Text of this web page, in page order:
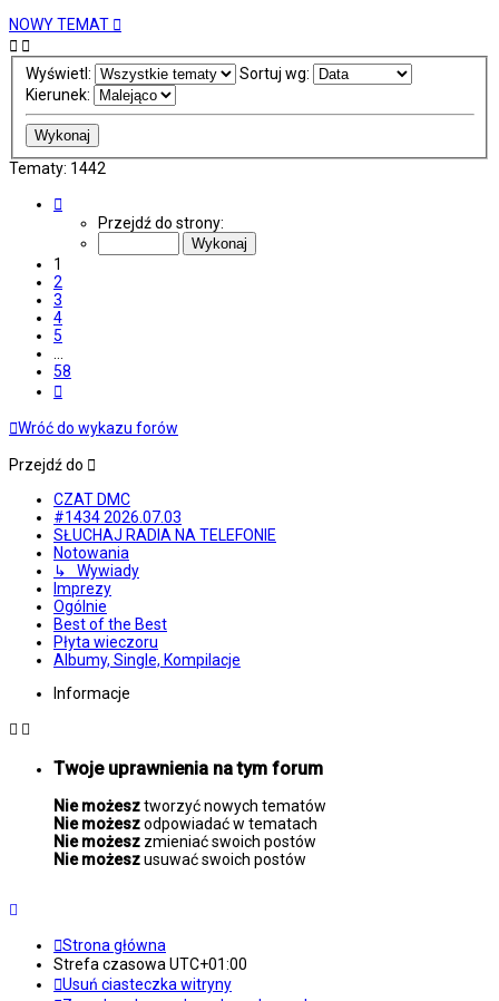
NOWY TEMAT
Wyświetl:
Sortuj wg:
Kierunek:
Tematy: 1442
Przejdź do strony:
1
2
3
4
5
58
Wróć do wykazu forów
Przejdź do
CZAT DMC
#1434 2026.07.03
SŁUCHAJ RADIA NA TELEFONIE
Notowania
↳ Wywiady
Imprezy
Ogólnie
Best of the Best
Płyta wieczoru
Albumy, Single, Kompilacje
Informacje
Twoje uprawnienia na tym forum
Nie możesztworzyć nowych tematów
Nie możeszodpowiadać w tematach
Nie możesz zmieniać swoich postów
Nie możeszusuwać swoich postów
Strona główna
Strefa czasowa UTC+01:00
Usuń ciasteczka witryny